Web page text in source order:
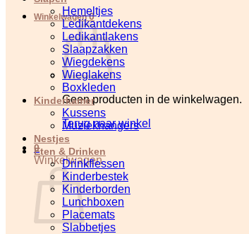
Winkelwagen0
Geen producten in de winkelwagen.
Terug naar winkel
0
Winkelwagen
Hemeltjes
Ledikantdekens
Ledikantlakens
Slaapzakken
Wiegdekens
Wieglakens
Boxkleden
Kinderkamer
Kussens
Muziekhangers
Nestjes
Eten & Drinken
Drinkflessen
Kinderbestek
Kinderborden
Lunchboxen
Placemats
Slabbetjes